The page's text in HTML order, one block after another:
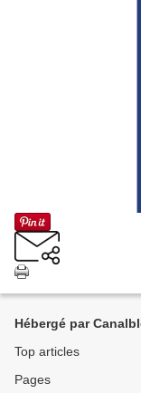
Hébergé par
Top articles
Pages